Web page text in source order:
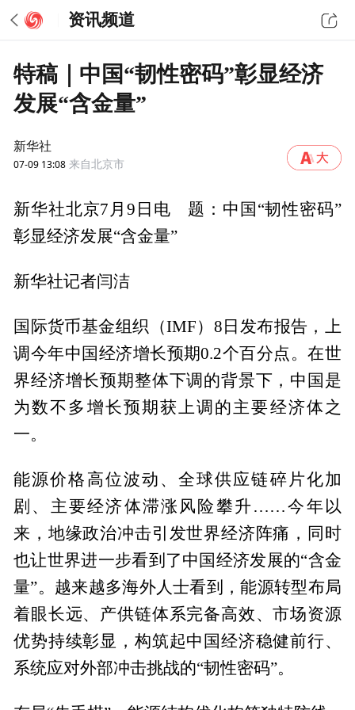
资讯频道
特稿｜中国“韧性密码”彰显经济
发展“含金量”
新华社
07-09 13:08 来自北京市
新华社北京7月9日电 题：中国“韧性密码”
彰显经济发展“含金量”
新华社记者闫洁
国际货币基金组织（IMF）8日发布报告，上
调今年中国经济增长预期0.2个百分点。在世
界经济增长预期整体下调的背景下，中国是
为数不多增长预期获上调的主要经济体之
一。
能源价格高位波动、全球供应链碎片化加
剧、主要经济体滞涨风险攀升……今年以
来，地缘政治冲击引发世界经济阵痛，同时
也让世界进一步看到了中国经济发展的“含金
量”。越来越多海外人士看到，能源转型布局
着眼长远、产供链体系完备高效、市场资源
优势持续彰显，构筑起中国经济稳健前行、
系统应对外部冲击挑战的“韧性密码”。